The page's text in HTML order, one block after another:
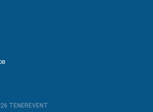
TENEREVENT